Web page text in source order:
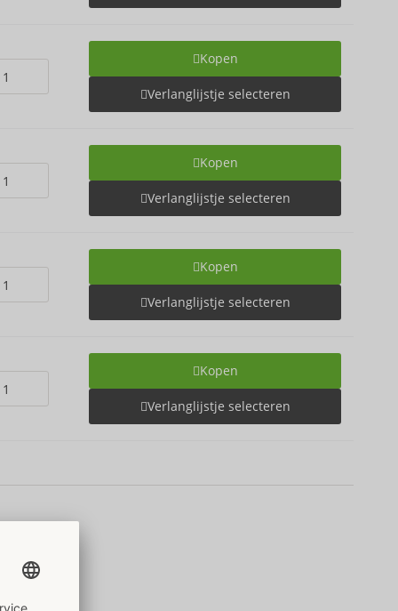
Kopen
Verlanglijstje selecteren
Kopen
Verlanglijstje selecteren
Kopen
Verlanglijstje selecteren
Kopen
Verlanglijstje selecteren